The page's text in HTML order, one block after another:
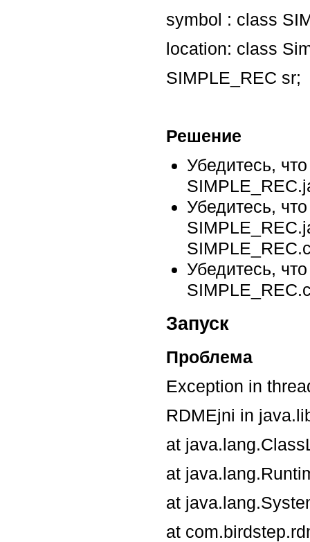
symbol : class
location: class
SIMPLE_REC sr;
Решение
Убедитесь,
Убедитесь,
Убедитесь,
Запуск
Проблема
Exception in
RDMEjni in
at
at
at
at